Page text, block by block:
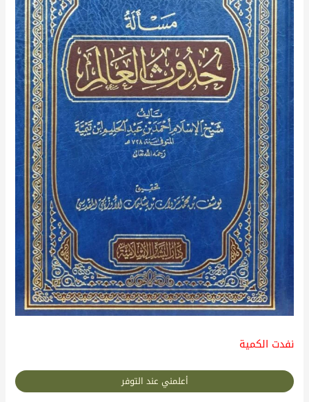
نفدت الكمية
أعلمني عند التوفر